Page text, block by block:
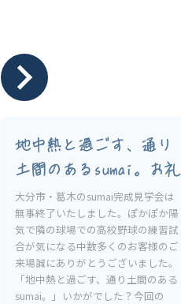
個人情報保護方針
地中熱と過ごす、通り
土間のあるsumai。お礼
大分市・葛木のsumai完成見学会は
無事終了いたしました。ぽかぽか陽
気で隣の球場での高校野球の練習試
合が気になる中数多くのお客様のご
来場誠にありがとうございました。
「地中熱と過ごす、通り土間のある
sumai。」いかがでした？今回の